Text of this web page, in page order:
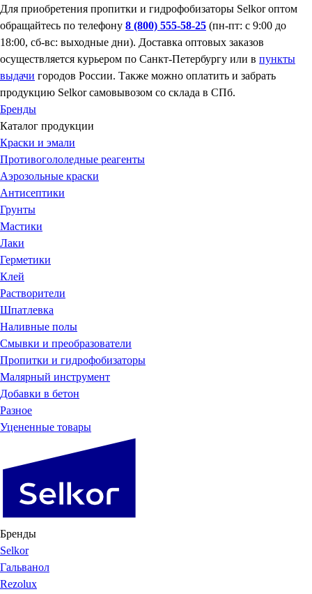
Для приобретения пропитки и гидрофобизаторы Selkor оптом
обращайтесь по телефону 8 (800) 555-58-25 (пн-пт: с 9:00 до
18:00, сб-вс: выходные дни). Доставка оптовых заказов
осуществляется курьером по Санкт-Петербургу или в пункты
выдачи городов России. Также можно оплатить и забрать
продукцию Selkor самовывозом со склада в СПб.
Бренды
Каталог продукции
Краски и эмали
Противогололедные реагенты
Аэрозольные краски
Антисептики
Грунты
Мастики
Лаки
Герметики
Клей
Растворители
Шпатлевка
Наливные полы
Смывки и преобразователи
Пропитки и гидрофобизаторы
Малярный инструмент
Добавки в бетон
Разное
Уцененные товары
Бренды
Selkor
Гальванол
Rezolux